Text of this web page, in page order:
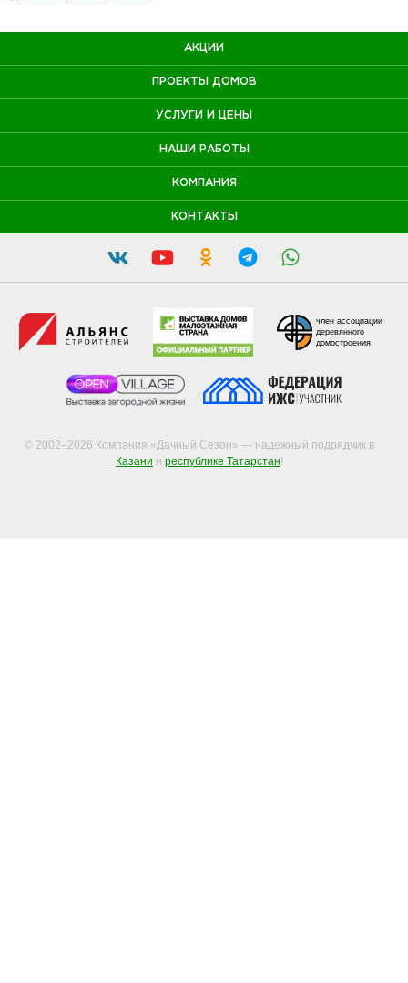
АКЦИИ
ПРОЕКТЫ ДОМОВ
УСЛУГИ И ЦЕНЫ
НАШИ РАБОТЫ
КОМПАНИЯ
КОНТАКТЫ
© 2002–2026 Компания «Дачный Сезон» — надежный подрядчик в
Казани и республике Татарстан!
член ассоциации
деревянного
домостроения